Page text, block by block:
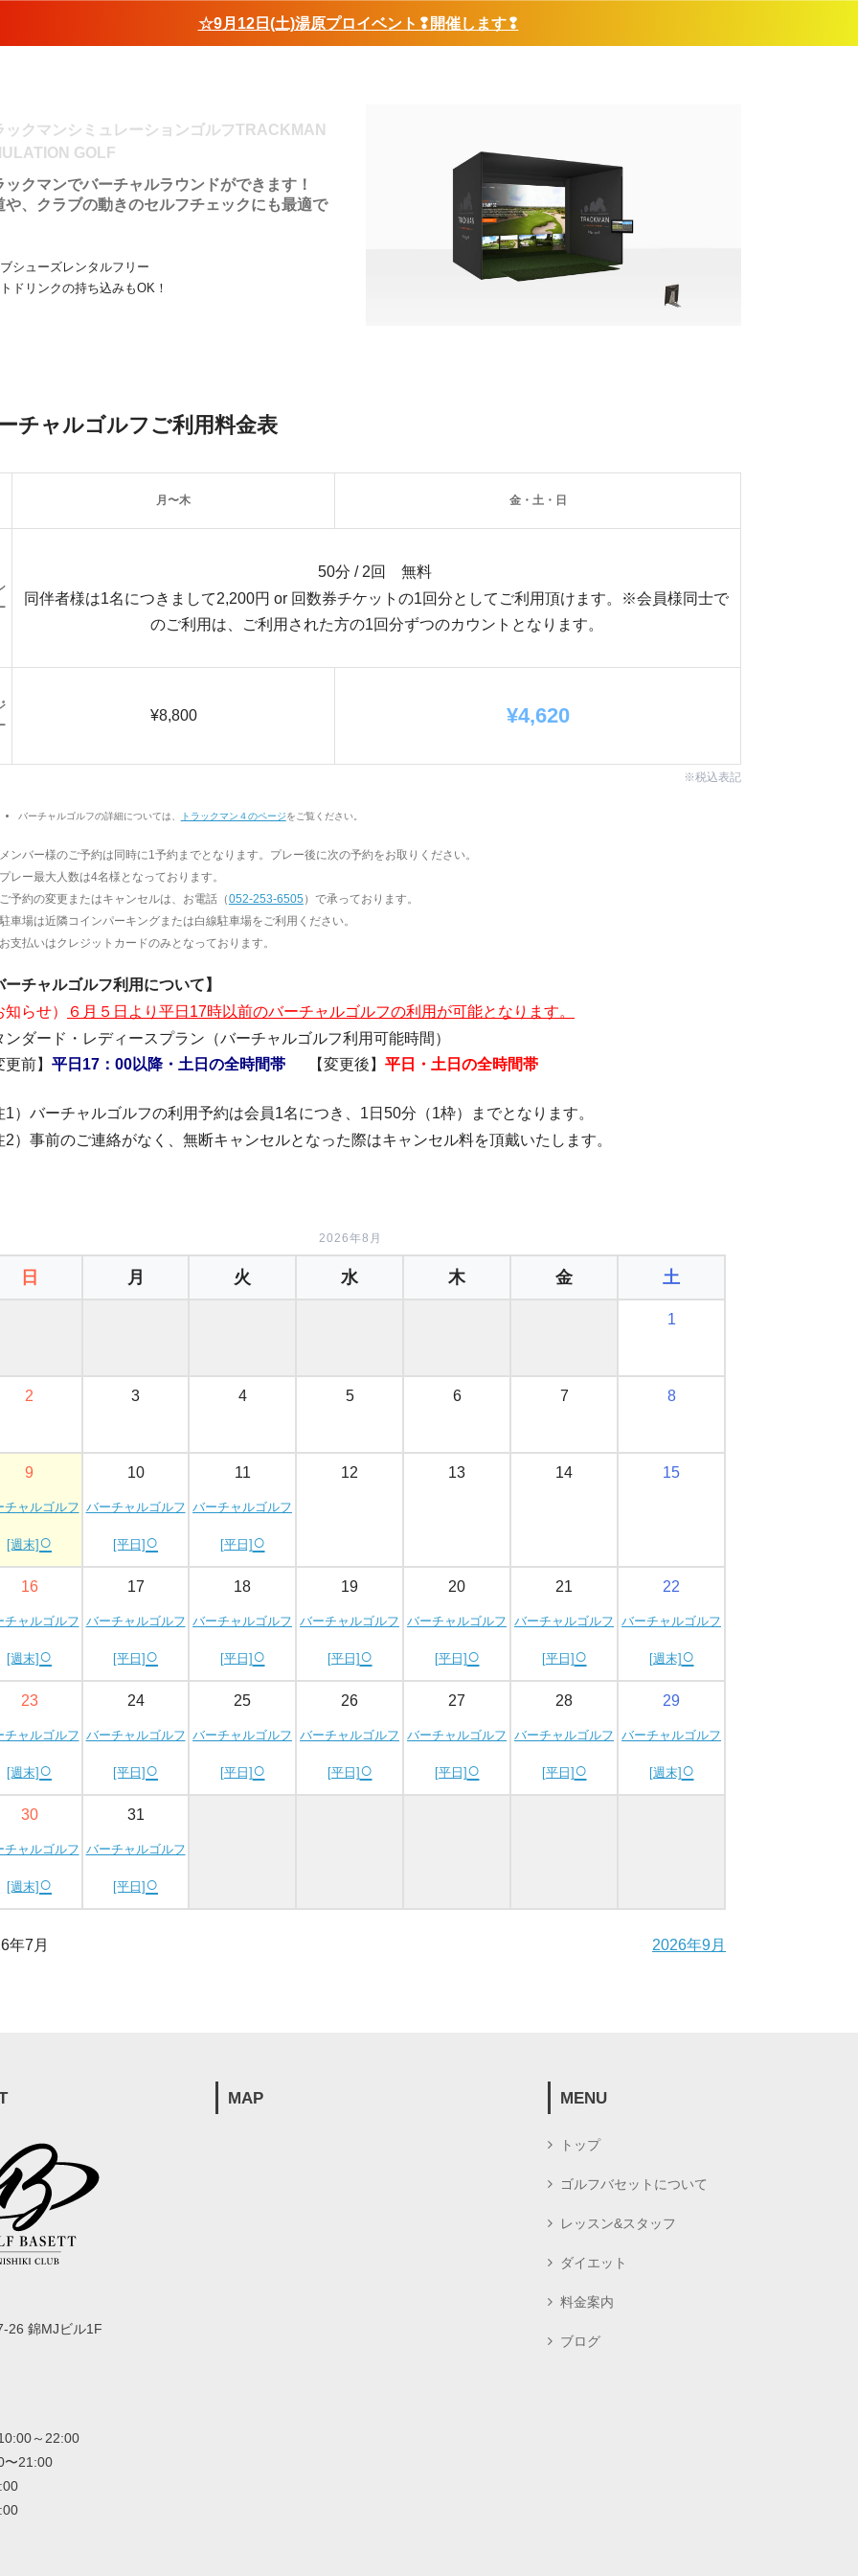
☆9月12日(土)湯原プロイベント❢開催します❢
ックマンシミュレーションゴルフTRACKMAN
GOLF
ックマンでバーチャルラウンドができます！
や、クラブの動きのセルフチェックにも最適で
シューズレンタルフリー
ドリンクの持ち込みもOK！
チャルゴルフご利用料金表
月〜木 金・土・日
50分 / 2回 無料
同伴者様は1名につきまして2,200円 or 回数券チケットの1回分としてご利用頂けます。※会員様同士で
のご利用は、ご利用された方の1回分ずつのカウントとなります。
¥8,800 ¥4,620
※税込表記
バーチャルゴルフの詳細については、 トラックマン４のページをご覧ください。
ンバー様のご予約は同時に1予約までとなります。プレー後に次の予約をお取りください。
レー最大人数は4名様となっております。
予約の変更またはキャンセルは、お電話（052-253-6505 ）で承っております。
車場は近隣コインパーキングまたは白線駐車場をご利用ください。
支払いはクレジットカードのみとなっております。
ーチャルゴルフ利用について】
知らせ）
６月５日より平日17時以前のバーチャルゴルフの利用が可能となります。
ンダード・レディースプラン（バーチャルゴルフ利用可能時間）
前】 平日17：00以降・土日の全時間帯 【変更後】 平日・土日の全時間帯
1）バーチャルゴルフの利用予約は会員1名につき、1日50分（1枠）までとなります。
2）事前のご連絡がなく、無断キャンセルとなった際はキャンセル料を頂戴いたします。
2026年8月
日 月 火 水 木 金 土
1
2 3 4 5 6 7 8
9
チャルゴルフ
[週末] ○
10
バーチャルゴルフ
[平日] ○
11
バーチャルゴルフ
[平日] ○
12 13 14 15
16
チャルゴルフ
[週末] ○
17
バーチャルゴルフ
[平日] ○
18
バーチャルゴルフ
[平日] ○
19
バーチャルゴルフ
[平日] ○
20
バーチャルゴルフ
[平日] ○
21
バーチャルゴルフ
[平日] ○
22
バーチャルゴルフ
[週末] ○
23
チャルゴルフ
[週末] ○
24
バーチャルゴルフ
[平日] ○
25
バーチャルゴルフ
[平日] ○
26
バーチャルゴルフ
[平日] ○
27
バーチャルゴルフ
[平日] ○
28
バーチャルゴルフ
[平日] ○
29
バーチャルゴルフ
[週末] ○
30
チャルゴルフ
[週末] ○
31
バーチャルゴルフ
[平日] ○
年7月 2026年9月
26 錦MJビル1F
～22:00
21:00
MAP MENU
トップ
ゴルフバセットについて
レッスン&スタッフ
ダイエット
料金案内
ブログ